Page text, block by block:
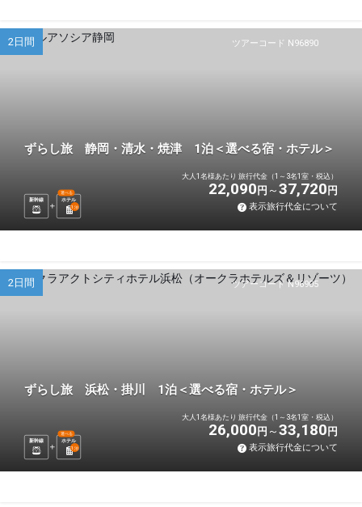
ツアーコード N96890
2日間
ずらし旅 静岡・清水・焼津 1泊＜選べる宿・ホテル＞
新幹線 ホテル
選べる
1 泊
大人1名様あたり 旅行代金（1～3名1室・税込）
22,090 円 37,720 円
表示旅行代金について
ツアーコード N96905
2日間
ずらし旅 浜松・掛川 1泊＜選べる宿・ホテル＞
新幹線 ホテル
選べる
1 泊
大人1名様あたり 旅行代金（1～3名1室・税込）
26,000 円 33,180 円
表示旅行代金について